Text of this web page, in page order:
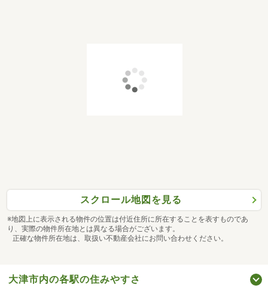
スクロール地図を見る
※地図上に表示される物件の位置は付近住所に所在することを表すものであ
り、実際の物件所在地とは異なる場合がございます。
正確な物件所在地は、取扱い不動産会社にお問い合わせください。
大津市内の各駅の住みやすさ